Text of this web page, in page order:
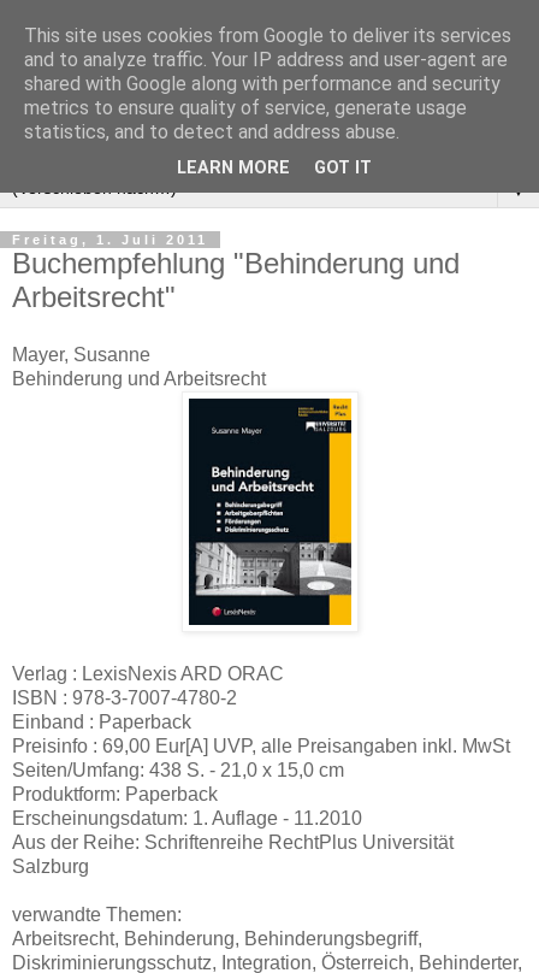
▼
Freitag, 1. Juli 2011
Buchempfehlung "Behinderung und
Arbeitsrecht"
Mayer, Susanne
Behinderung und Arbeitsrecht
Verlag : LexisNexis ARD ORAC
ISBN : 978-3-7007-4780-2
Einband : Paperback
Preisinfo : 69,00 Eur[A] UVP, alle Preisangaben inkl. MwSt
Seiten/Umfang: 438 S. - 21,0 x 15,0 cm
Produktform: Paperback
Erscheinungsdatum: 1. Auflage - 11.2010
Aus der Reihe: Schriftenreihe RechtPlus Universität
Salzburg
verwandte Themen:
Arbeitsrecht, Behinderung, Behinderungsbegriff,
Diskriminierungsschutz, Integration, Österreich, Behinderter,
This site uses cookies from Google to deliver its services
and to analyze traffic. Your IP address and user-agent are
shared with Google along with performance and security
metrics to ensure quality of service, generate usage
statistics, and to detect and address abuse.
LEARN MORE GOT IT